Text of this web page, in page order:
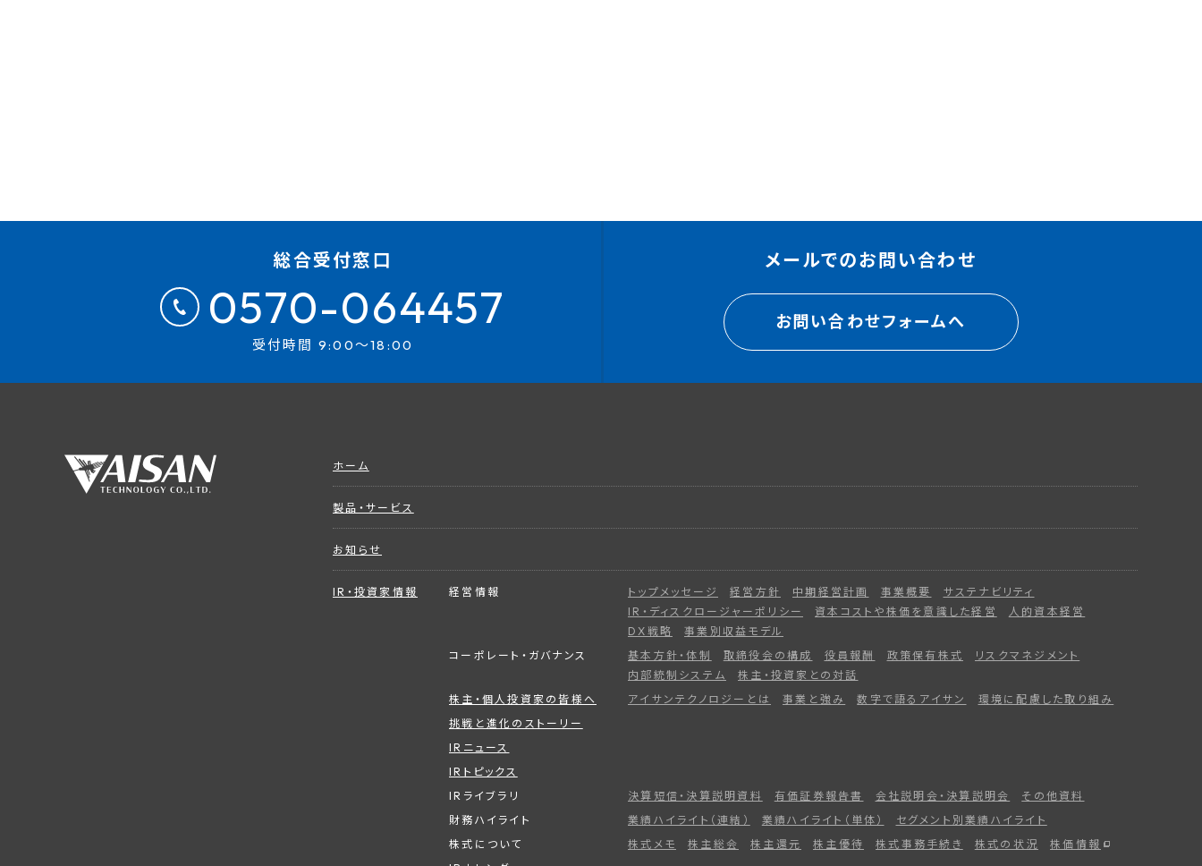
総合受付窓口
0570-064457
受付時間 9:00～18:00
メールでのお問い合わせ
お問い合わせフォームへ
ホーム
製品・サービス
お知らせ
IR・投資家情報 経営情報 トップメッセージ 経営方針 中期経営計画 事業概要
サステナビリティ
IR・ディスクロージャーポリシー
資本コストや株価を意識した経営
人的資本経営
DX戦略
事業別収益モデル
コーポレート・ガバナンス
基本方針・体制 取締役会の構成 役員報酬 政策保有株式
リスクマネジメント
内部統制システム
株主・投資家との対話
株主・個人投資家の皆様へ
アイサンテクノロジーとは 事業と強み 数字で語るアイサン
環境に配慮した取り組み
挑戦と進化のストーリー
IRニュース
IRトピックス
IRライブラリ
決算短信・決算説明資料 有価証券報告書 会社説明会・決算説明会
その他資料
財務ハイライト
業績ハイライト（連結） 業績ハイライト（単体）
セグメント別業績ハイライト
株式について
株式メモ 株主総会 株主還元 株主優待 株式事務手続き 株式の状況
株価情報